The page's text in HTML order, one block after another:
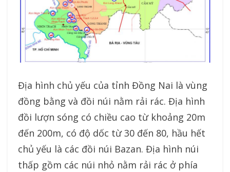
Địa hình chủ yếu của tỉnh Đồng Nai là vùng
đồng bằng và đồi núi nằm rải rác. Địa hình
đồi lượn sóng có chiều cao từ khoảng 20m
đến 200m, có độ dốc từ 30 đến 80, hầu hết
chủ yếu là các đồi núi Bazan. Địa hình núi
thấp gồm các núi nhỏ nằm rải rác ở phía